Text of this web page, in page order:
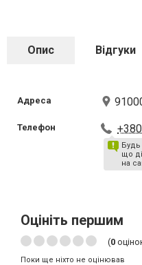
Опис Відгуки
Адреса
Телефон
Будь
що
на
Оцініть першим
(0
Поки ще ніхто не оцінював